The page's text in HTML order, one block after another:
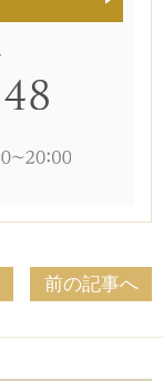
前の記事へ